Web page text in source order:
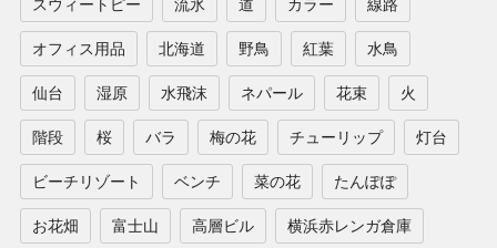
スウィートピー 流氷 道 カラー 線路
オフィス用品 北海道 野鳥 紅葉 水鳥
仙台 湿原 水飛沫 ネパール 花束 火
階段 桜 バラ 梅の花 チューリップ 灯台
ビーチリゾート ベンチ 菜の花 たんぽぽ
お花畑 富士山 高層ビル 横浜赤レンガ倉庫